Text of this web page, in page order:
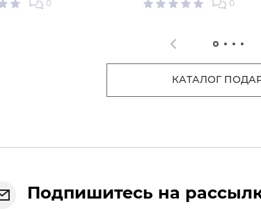
0 0
КАТАЛОГ
Подпишитесь на